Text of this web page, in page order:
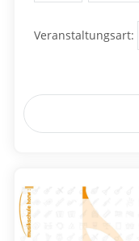
Veranstaltungsart: